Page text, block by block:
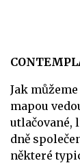
Jak
mapou
utlačované,
dně
některé